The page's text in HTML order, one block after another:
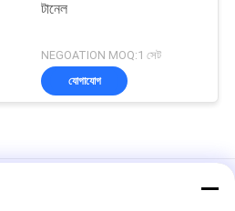
টানেল
NEGOATION MOQ:1 সেট
যোগাযোগ
ব্যাকটিরিয়াঘটিত এয়ার শাওয়ার টানেল